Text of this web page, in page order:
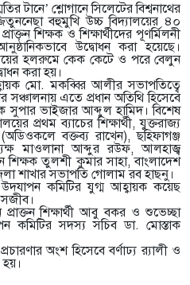
টানে’ শ্লোগানে সিলেটের বিশ্বনাথের
বহুমুখি উচ্চ বিদ্যালয়ের ৪০
শিক্ষক ও শিক্ষার্থীদের পূণর্মিলনী
উদ্বোধন করা হয়েছে।
হলরুমে কেক কেটে ও পরে বেলুন
করা হয়।
মো. মকব্বির আলীর সভাপতিত্বে
সঞ্চালনায় এতে প্রধান অতিথি হিসেবে
সুপার ভাইজার আব্দুল হামিদ। বিশেষ
প্রথম ব্যাচের শিক্ষার্থী, যুক্তরাজ্য
বক্তব্য রাখেন), ছহিফাগঞ্জ
মাওলানা আব্দুর রউফ, আলহাজ্ব
শিক্ষক তুলশী কুমার সাহা, বাংলাদেশ
শাখার সভাপতি গোলাম রব হাছনু।
কমিটির যুগ্ম আহ্বায়ক কয়েছ
সজীব।
শিক্ষার্থী আবু বকর ও শুভেচ্ছা
কমিটির সদস্য সচিব ডা. মোস্তাক
অংশ হিসেবে বর্ণাঢ্য র‍্যালী ও